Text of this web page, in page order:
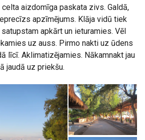
aizdomīga paskata zivs. Galdā,
apzīmējums. Klāja vidū tiek
apkārt un ieturamies. Vēl
uz auss. Pirmo nakti uz ūdens
līcī. Aklimatizējamies. Nākamnakt jau
jaudā uz priekšu.